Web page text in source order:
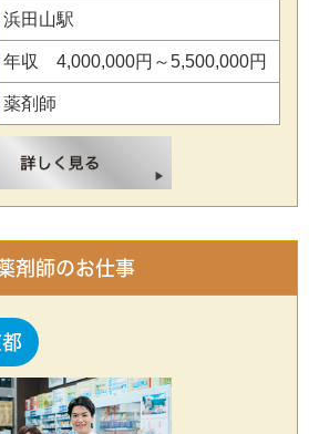
浜田山駅
年収 4,000,000円～5,500,000円
薬剤師
剤師のお仕事